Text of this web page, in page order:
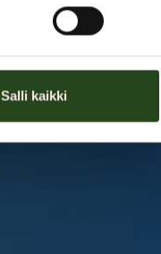
Salli kaikki